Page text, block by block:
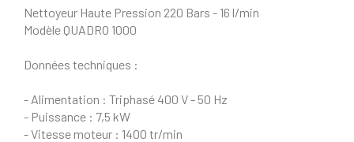
Nettoyeur Haute Pression 220 Bars - 16 l/min
Modèle QUADRO 1000
Données techniques :
- Alimentation : Triphasé 400 V - 50 Hz
- Puissance : 7,5 kW
- Vitesse moteur : 1400 tr/min